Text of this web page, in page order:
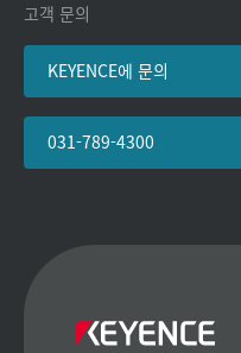
고객 문의
KEYENCE에 문의
031-789-4300